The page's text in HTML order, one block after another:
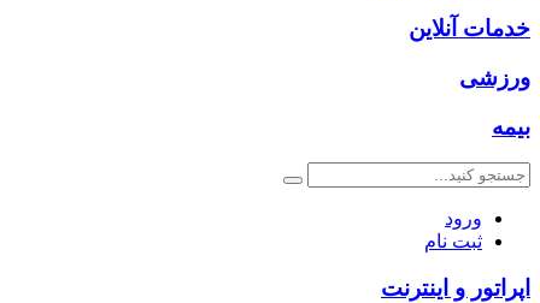
خدمات آنلاین
ورزشی
بیمه
ورود
ثبت نام
اپراتور و اینترنت